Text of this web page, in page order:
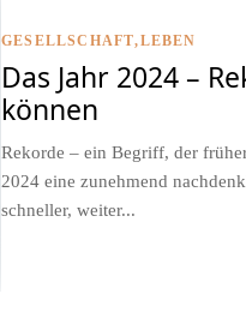
GESELLSCHAFT LEBEN
Das Jahr 2024 –
können
Rekorde – ein Begriff, der
2024 eine zunehmend
schneller, weiter...